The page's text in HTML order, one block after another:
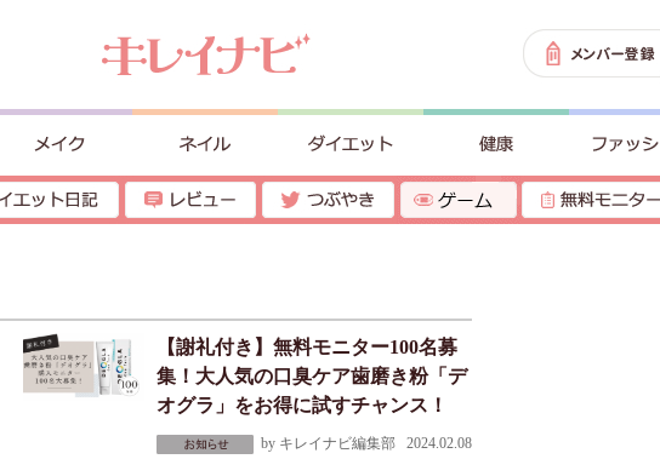
【謝礼付き】無料モニター100名募
集！大人気の口臭ケア歯磨き粉「デ
オグラ」をお得に試すチャンス！
by キレイナビ編集部 2024.02.08